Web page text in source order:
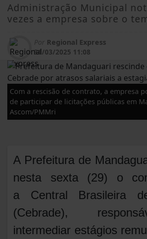
Administração Municipal
vezes a empresa sobre o
Por Regional Express
31/03/2025 11:08
Com a rescisão de contrato, a empresa
de participar de licitações públicas em
Ascom/PMMri
A Prefeitura de
nesta sexta (29) o
a Central Brasileira
(Cebrade),
intermediar estágios